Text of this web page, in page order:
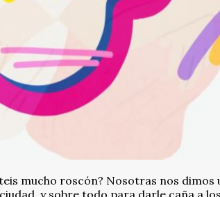
mucho roscón? Nosotras nos dimos